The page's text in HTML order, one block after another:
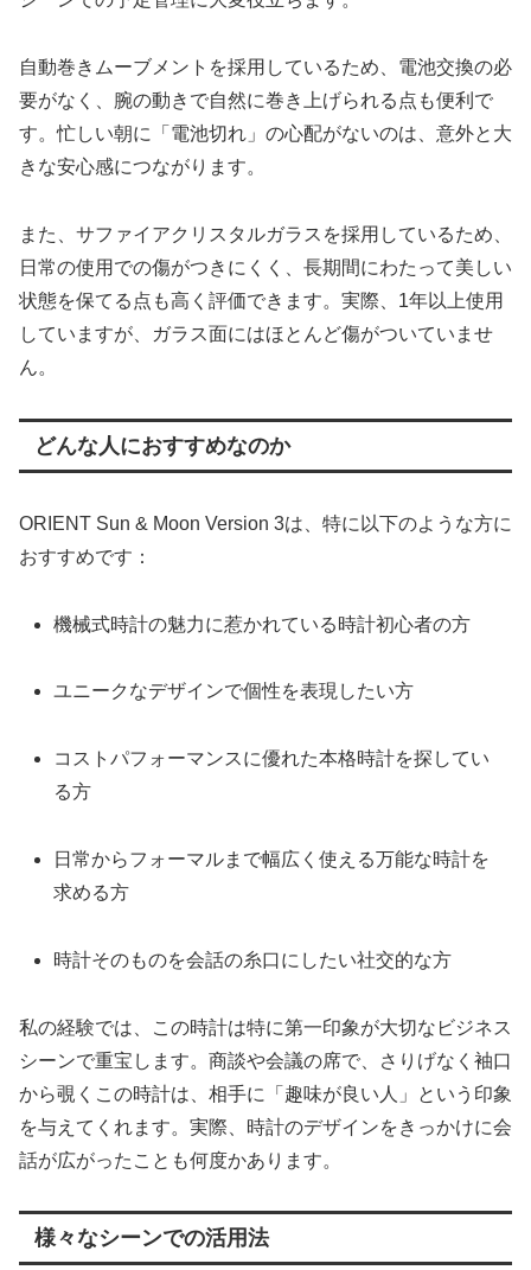
自動巻きムーブメントを採用しているため、電池交換の必
要がなく、腕の動きで自然に巻き上げられる点も便利で
す。忙しい朝に「電池切れ」の心配がないのは、意外と大
きな安心感につながります。
また、サファイアクリスタルガラスを採用しているため、
日常の使用での傷がつきにくく、長期間にわたって美しい
状態を保てる点も高く評価できます。実際、1年以上使用
していますが、ガラス面にはほとんど傷がついていませ
ん。
どんな人におすすめなのか
ORIENT Sun & Moon Version 3は、特に以下のような方に
おすすめです：
機械式時計の魅力に惹かれている時計初心者の方
ユニークなデザインで個性を表現したい方
コストパフォーマンスに優れた本格時計を探してい
る方
日常からフォーマルまで幅広く使える万能な時計を
求める方
時計そのものを会話の糸口にしたい社交的な方
私の経験では、この時計は特に第一印象が大切なビジネス
シーンで重宝します。商談や会議の席で、さりげなく袖口
から覗くこの時計は、相手に「趣味が良い人」という印象
を与えてくれます。実際、時計のデザインをきっかけに会
話が広がったことも何度かあります。
様々なシーンでの活用法